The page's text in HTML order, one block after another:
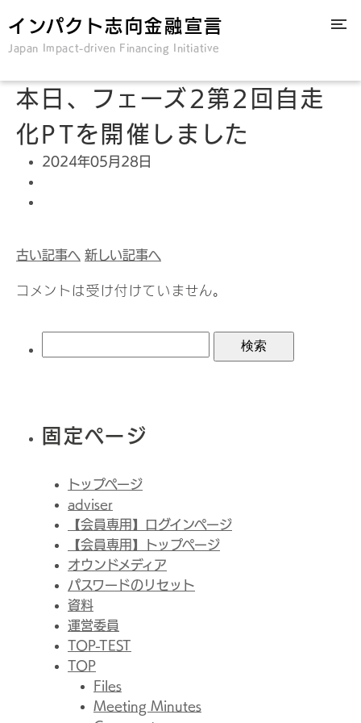
インパクト志向金融宣言
Japan Impact-driven Financing Initiative
本日、フェーズ2第2回自走
化PTを開催しました
2024年05月28日
古い記事へ 新しい記事へ
コメントは受け付けていません。
固定ページ
トップページ
adviser
【会員専用】ログインページ
【会員専用】トップページ
オウンドメディア
パスワードのリセット
資料
運営委員
TOP-TEST
TOP
Files
Meeting Minutes